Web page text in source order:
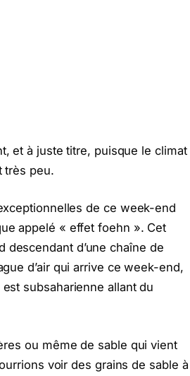
et à juste titre, puisque le climat
très peu.
de ce week-end
appelé « effet foehn ». Cet
d’une chaîne de
d’air qui arrive ce week-end,
subsaharienne allant du
ou même de sable qui vient
voir des grains de sable à